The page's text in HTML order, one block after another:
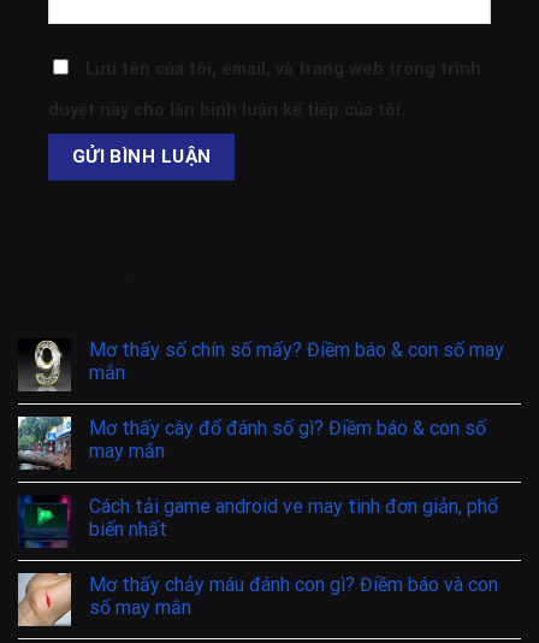
Mơ thấy số chín số mấy? Điềm báo & con số may
mắn
Mơ thấy cây đổ đánh số gì? Điềm báo & con số
may mắn
Cách tải game android ve may tinh đơn giản, phổ
biến nhất
Mơ thấy chảy máu đánh con gì? Điềm báo và con
số may mắn